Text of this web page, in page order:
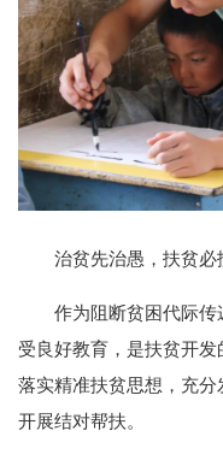
治贫先治愚，扶贫必
作为阻断贫困代际
受良好教育，是扶贫开
落实精准扶贫思想，充
开展结对帮扶。